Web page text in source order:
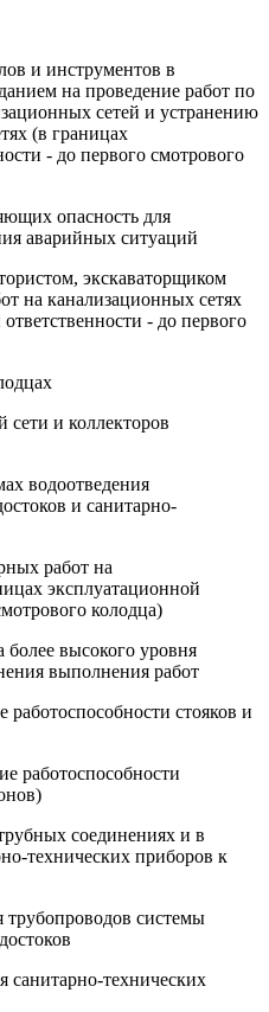
и инструментов в
на проведение работ по
сетей и устранению
(в границах
- до первого смотрового
опасность для
аварийных ситуаций
экскаваторщиком
на канализационных сетях
- до первого
сети и коллекторов
водоотведения
и санитарно-
работ на
эксплуатационной
колодца)
высокого уровня
выполнения работ
стояков и
работоспособности
соединениях и в
технических приборов к
трубопроводов системы
санитарно-технических